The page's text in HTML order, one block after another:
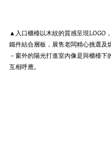
▲入口櫃檯以木紋的質感呈現LOGO
鐵件結合層板，展售老闆精心挑選及
－窗外的陽光打進室內像是與櫃檯下
互相呼應。